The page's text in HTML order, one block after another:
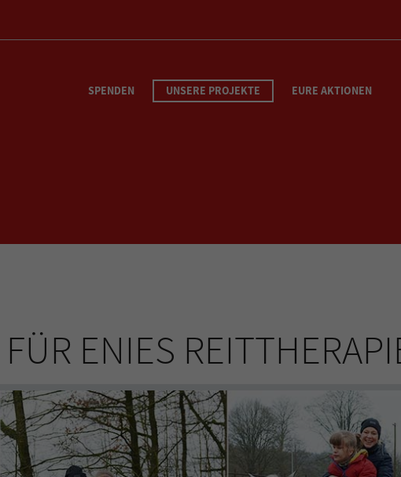
SPENDEN UNSERE PROJEKTE EURE AKTIONEN
ENIES